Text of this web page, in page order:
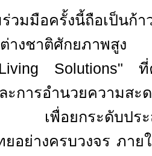
วมมือครั้งนี้ถือเป็นก้
ต่างชาติศักยภาพสู
Solutions" ที่
การอำนวยความสะ
ยกระดับประสบ
ยอย่างครบวงจร ภา